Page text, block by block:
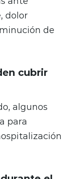
dolor
de
cubrir
algunos
para